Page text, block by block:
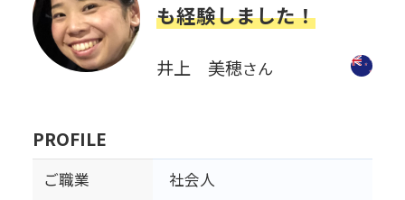
も経験しました！
井上 美穂さん
PROFILE
ご職業 社会人